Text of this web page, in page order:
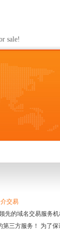
sale!
交易
先的域名交易服务
三方服务！ 为了